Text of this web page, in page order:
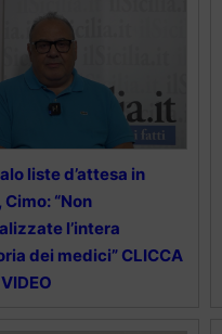
liste d’attesa in
“Non
l’intera
dei medici” CLICCA